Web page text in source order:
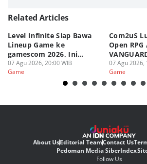
Related Articles
Level Infinite Siap Bawa
Lineup Game ke
gamescom 2026, Ini
Judulnya!
07 Agu 2026, 20:00 WIB
Game
Com2uS
Open RPG
07 Agu 2026,
Game
About UsEditorial TeamContact Us
Pedoman Media SiberIndex
Follow Us